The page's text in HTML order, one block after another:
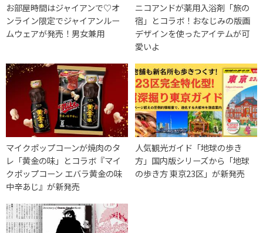
お部屋時間はジャイアンで♡オ
ンライン限定でジャイアンルー
ムウェアが発売！男女兼用
ニコアンドが薬用入浴剤「旅の
宿」とコラボ！おなじみの版画
デザインを使ったアイテムが可
愛いよ
マイクポップコーンが焼肉のタ
レ「黄金の味」とコラボ『マイ
クポップコーン エバラ黄金の味
中辛あじ』が新発売
人気観光ガイド「地球の歩き
方」国内版シリーズから「地球
の歩き方 東京23区」が新発売